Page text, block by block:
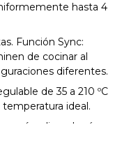
hasta 4
Función Sync:
de cocinar al
diferentes.
de 35 a 210 ºC
ideal.
elige el más